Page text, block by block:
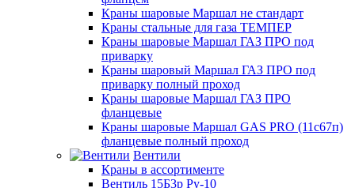
Краны шаровые Маршал не стандарт
Краны стальные для газа ТЕМПЕР
Краны шаровые Маршал ГАЗ ПРО под
приварку
Краны шаровый Маршал ГАЗ ПРО под
приварку полный проход
Краны шаровые Маршал ГАЗ ПРО
фланцевые
Краны шаровые Маршал GAS PRO (11с67п)
фланцевые полный проход
Вентили
Краны в ассортименте
Вентиль 15Б3р Ру-10